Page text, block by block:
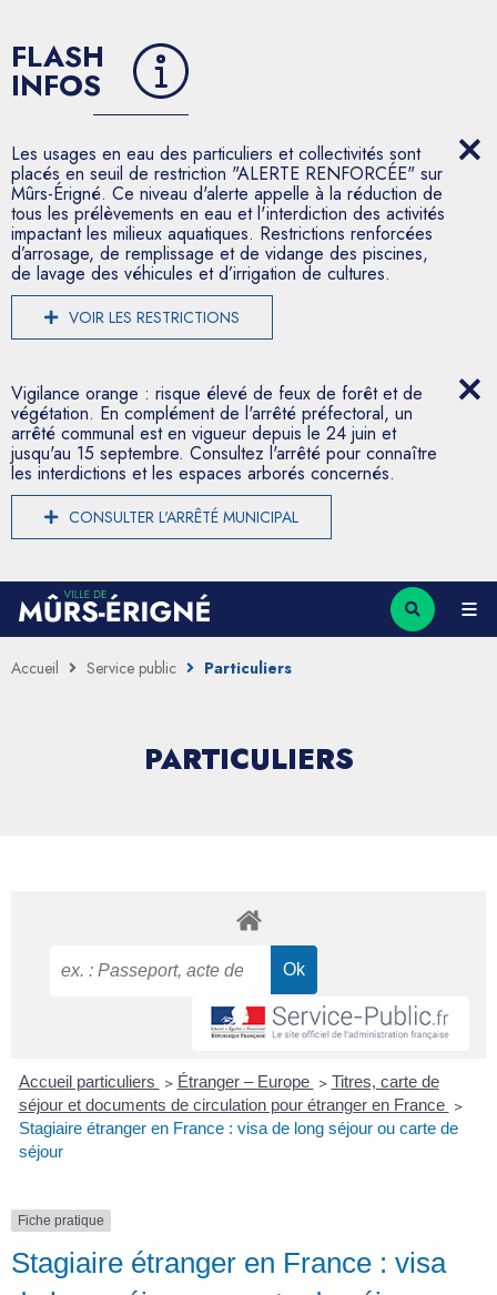
FLASH
INFOS
Les usages en eau des particuliers et collectivités sont
placés en seuil de restriction "ALERTE RENFORCÉE" sur
Mûrs-Érigné. Ce niveau d'alerte appelle à la réduction de
tous les prélèvements en eau et l'interdiction des activités
impactant les milieux aquatiques. Restrictions renforcées
d’arrosage, de remplissage et de vidange des piscines,
de lavage des véhicules et d’irrigation de cultures.
VOIR LES RESTRICTIONS
Vigilance orange : risque élevé de feux de forêt et de
végétation. En complément de l'arrêté préfectoral, un
arrêté communal est en vigueur depuis le 24 juin et
jusqu'au 15 septembre. Consultez l'arrêté pour connaître
les interdictions et les espaces arborés concernés.
CONSULTER L'ARRÊTÉ MUNICIPAL
Accueil Service public Particuliers
PARTICULIERS
Accueil particuliers > Étranger – Europe > Titres, carte de
séjour et documents de circulation pour étranger en France >
Stagiaire étranger en France : visa de long séjour ou carte de
séjour
Fiche pratique
Stagiaire étranger en France : visa